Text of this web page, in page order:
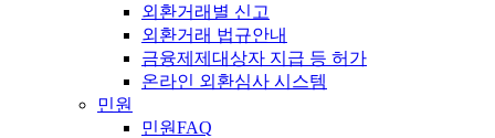
외환거래별 신고
외환거래 법규안내
금융제제대상자 지급 등 허가
온라인 외환심사 시스템
민원
민원FAQ